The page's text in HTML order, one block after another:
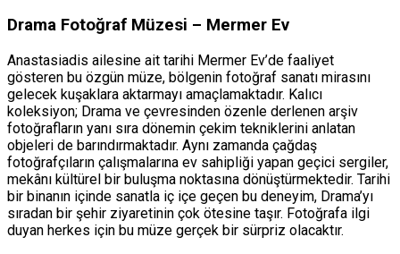
Drama Fotoğraf Müzesi – Mermer Ev
Anastasiadis ailesine ait tarihi Mermer Ev’de faaliyet
gösteren bu özgün müze, bölgenin fotoğraf sanatı mirasını
gelecek kuşaklara aktarmayı amaçlamaktadır. Kalıcı
koleksiyon; Drama ve çevresinden özenle derlenen arşiv
fotoğrafların yanı sıra dönemin çekim tekniklerini anlatan
objeleri de barındırmaktadır. Aynı zamanda çağdaş
fotoğrafçıların çalışmalarına ev sahipliği yapan geçici sergiler,
mekânı kültürel bir buluşma noktasına dönüştürmektedir. Tarihi
bir binanın içinde sanatla iç içe geçen bu deneyim, Drama’yı
sıradan bir şehir ziyaretinin çok ötesine taşır. Fotoğrafa ilgi
duyan herkes için bu müze gerçek bir sürpriz olacaktır.